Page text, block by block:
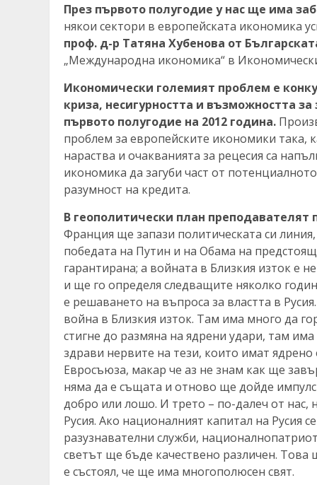
През първото полугодие у нас ще има
някои сектори в европейската икономика
проф. д-р Татяна Хубенова от
„Международна икономика“ в
Икономически големият проблем е
криза, несигурността и възможността
първото полугодие на 2012 година.
проблем за европейските икономики така,
нараства и очакванията за рецесия са
икономика да загуби част от
разумност на кредита.
В геополитически план преподавателят
Франция ще запази политическата си
победата на Путин и на Обама на
гарантирана; а войната в Близкия изток е
и ще го определя следващите няколко
е решаването на въпроса за властта в
война в Близкия изток. Там има много да
стигне до размяна на ядрени удари, там
здрави нервите на тези, които имат
Евросъюза, макар че аз не знам как ще
няма да е същата и отново ще дойде
добро или лошо. И трето – по-далеч от
Русия. Ако националният капитал на Русия
разузнавателни служби,
светът ще бъде качествено различен. Това
е състоял, че ще има многополюсен свят.